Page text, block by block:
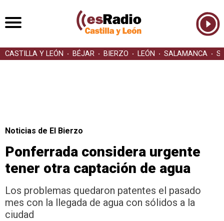
CASTILLA Y LEÓN BÉJAR BIERZO LEÓN SALAMANCA
Noticias de El Bierzo
Ponferrada considera urgente
tener otra captación de agua
Los problemas quedaron patentes el pasado
mes con la llegada de agua con sólidos a la
ciudad